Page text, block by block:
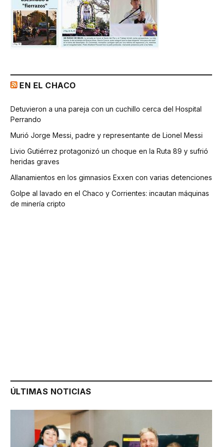
EN EL CHACO
Detuvieron a una pareja con un cuchillo cerca del Hospital
Perrando
Murió Jorge Messi, padre y representante de Lionel Messi
Livio Gutiérrez protagonizó un choque en la Ruta 89 y sufrió
heridas graves
Allanamientos en los gimnasios Exxen con varias detenciones
Golpe al lavado en el Chaco y Corrientes: incautan máquinas
de minería cripto
ÚLTIMAS NOTICIAS